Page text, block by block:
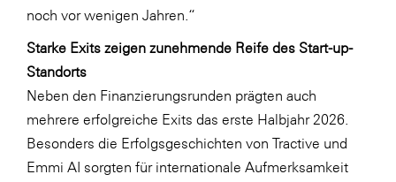
noch vor wenigen Jahren.“
Starke Exits zeigen zunehmende Reife des Start-up-
Standorts
Neben den Finanzierungsrunden prägten auch
mehrere erfolgreiche Exits das erste Halbjahr 2026.
Besonders die Erfolgsgeschichten von Tractive und
Emmi AI sorgten für internationale Aufmerksamkeit